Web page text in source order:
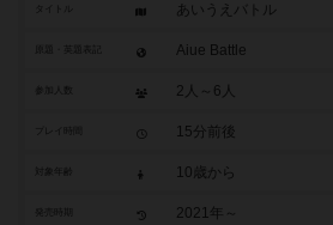
タイトル あいうえバトル
Aiue Battle
参加人数 2人～6人
15分前後
10歳から
2021年～